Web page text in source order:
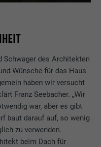
Schwager des Architekten
Wünsche für das Haus
haben wir versucht
Franz Seebacher. „Wir
war, aber es gibt
baut darauf auf, so wenig
zu verwenden.
beim Dach für